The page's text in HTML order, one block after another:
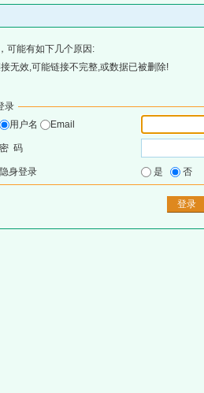
可能有如下几个原因:
无效,可能链接不完整,或数据已被删除!
录
用户名
Email
密 码
隐身登录 是 否